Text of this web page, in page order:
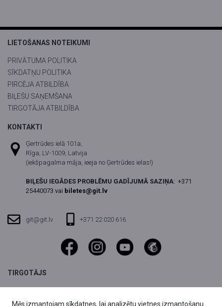
LIETOŠANAS NOTEIKUMI
PRIVĀTUMA POLITIKA
SĪKDATŅU POLITIKA
PIRCĒJA ATBILDĪBA
BIĻEŠU SAŅEMŠANA
TIRGOTĀJA ATBILDĪBA
KONTAKTI
Ģertrūdes ielā 101a,
Rīga, LV-1009, Latvija
(iekšpagalma māja, ieeja no Ģertrūdes ielas!)
BIĻEŠU IEGĀDES PROBLĒMU GADĪJUMĀ SAZIŅA: +371
25440073 vai biletes@git.lv
git@git.lv +371 22 020 616
TIRGOTĀJS
SIA DIVI grupa,
Mēs izmantojam sīkdatnes, lai analizētu vietnes izmantošanu